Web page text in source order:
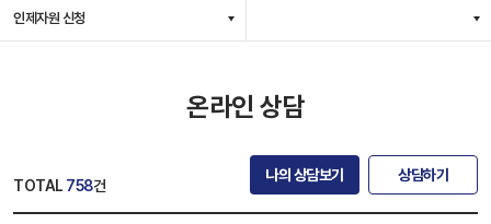
인제자원 신청
온라인 상담
TOTAL 758건
나의 상담보기 상담하기